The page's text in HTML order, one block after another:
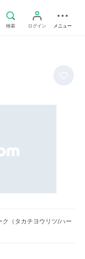
検索 ログイン メニュー
（タカチヨウリツ/ハー